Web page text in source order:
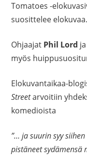
Tomatoes -
suosittelee elokuvaa.
Ohjaajat Phil Lord ja
myös
Elokuvantaikaa-
Streetarvoitiin
komedioista
”… ja suurin syy
pistäneet sydämensä